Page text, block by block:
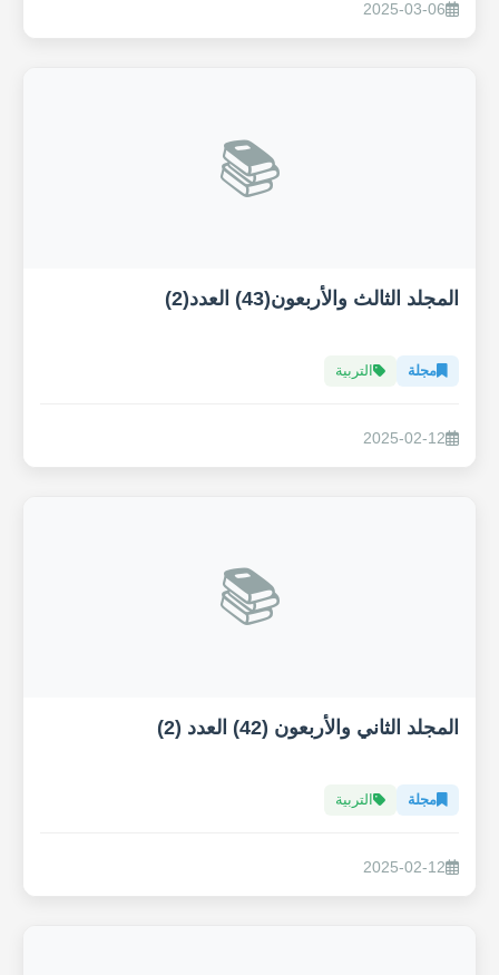
2025-03-06
📚
المجلد الثالث والأربعون(43) العدد(2)
مجلة التربية
2025-02-12
📚
المجلد الثاني والأربعون (42) العدد (2)
مجلة التربية
2025-02-12